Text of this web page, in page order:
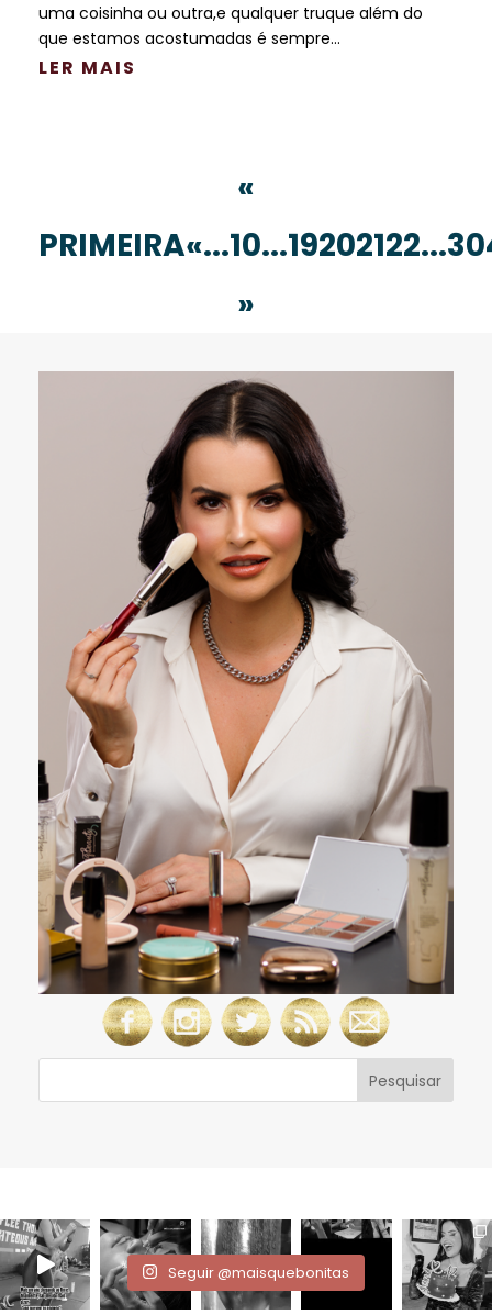
uma coisinha ou outra,e qualquer truque além do
que estamos acostumadas é sempre...
LER MAIS
«
PRIMEIRA«...10...19202122...30
»
Seguir @maisquebonitas